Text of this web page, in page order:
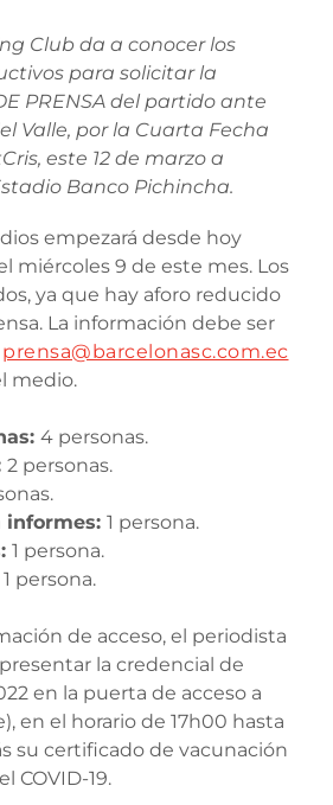
Club da a conocer los
para solicitar la
PRENSA del partido ante
Valle, por la Cuarta Fecha
este 12 de marzo a
Banco Pichincha.
empezará desde hoy
miércoles 9 de este mes. Los
ya que hay aforo reducido
La información debe ser
prensa@barcelonasc.com.ec
medio.
4 personas.
2 personas.
informes: 1 persona.
1 persona.
1 persona.
de acceso, el periodista
la credencial de
en la puerta de acceso a
en el horario de 17h00 hasta
su certificado de vacunación
COVID-19.